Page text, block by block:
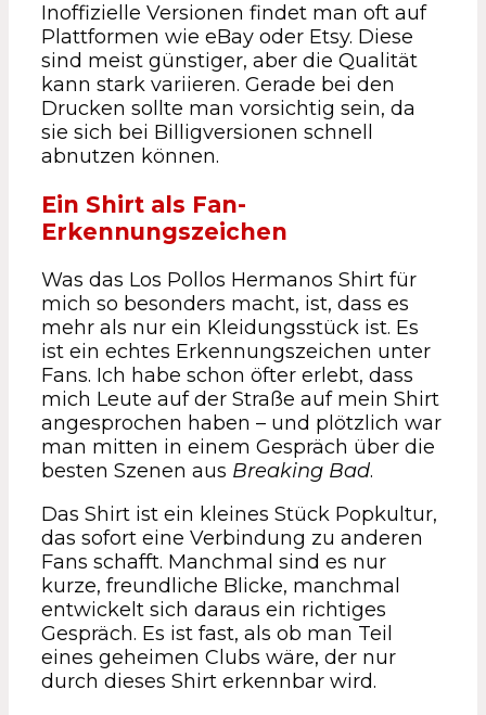
Inoffizielle Versionen findet man oft auf
Plattformen wie eBay oder Etsy. Diese
sind meist günstiger, aber die Qualität
kann stark variieren. Gerade bei den
Drucken sollte man vorsichtig sein, da
sie sich bei Billigversionen schnell
abnutzen können.
Ein Shirt als Fan-
Erkennungszeichen
Was das Los Pollos Hermanos Shirt für
mich so besonders macht, ist, dass es
mehr als nur ein Kleidungsstück ist. Es
ist ein echtes Erkennungszeichen unter
Fans. Ich habe schon öfter erlebt, dass
mich Leute auf der Straße auf mein Shirt
angesprochen haben – und plötzlich war
man mitten in einem Gespräch über die
besten Szenen aus Breaking Bad.
Das Shirt ist ein kleines Stück Popkultur,
das sofort eine Verbindung zu anderen
Fans schafft. Manchmal sind es nur
kurze, freundliche Blicke, manchmal
entwickelt sich daraus ein richtiges
Gespräch. Es ist fast, als ob man Teil
eines geheimen Clubs wäre, der nur
durch dieses Shirt erkennbar wird.